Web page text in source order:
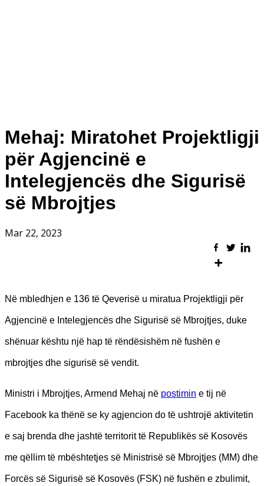
Mehaj: Miratohet Projektligji
për Agjencinë e
Intelegjencës dhe Sigurisë
së Mbrojtjes
Mar 22, 2023
Në mbledhjen e 136 të Qeverisë u miratua Projektligji për
Agjencinë e Intelegjencës dhe Sigurisë së Mbrojtjes, duke
shënuar kështu një hap të rëndësishëm në fushën e
mbrojtjes dhe sigurisë së vendit.
Ministri i Mbrojtjes, Armend Mehaj në postimin e tij në
Facebook ka thënë se ky agjencion do të ushtrojë aktivitetin
e saj brenda dhe jashtë territorit të Republikës së Kosovës
me qëllim të mbështetjes së Ministrisë së Mbrojtjes (MM) dhe
Forcës së Sigurisë së Kosovës (FSK) në fushën e zbulimit,